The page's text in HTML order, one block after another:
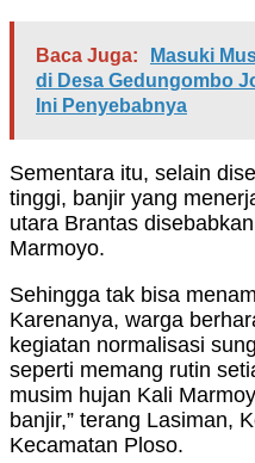
Baca Juga:
Masuki
di Desa Gedungombo
Ini Penyebabnya
Sementara itu, selain
tinggi, banjir yang
utara Brantas
Marmoyo.
Sehingga tak bisa
Karenanya, warga
kegiatan normalisasi
seperti memang rutin
musim hujan Kali
banjir,” terang Lasiman,
Kecamatan Ploso.